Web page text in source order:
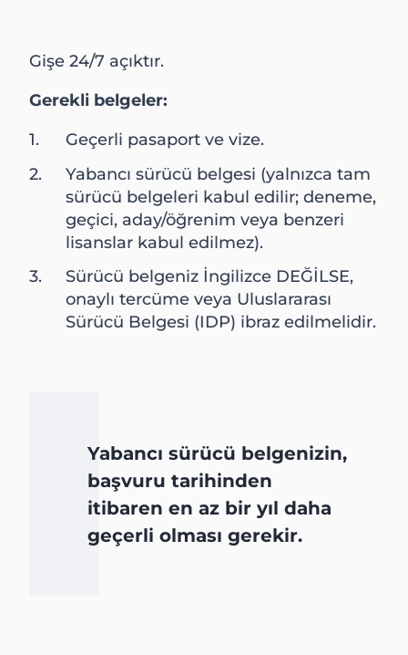
Gişe 24/7 açıktır.
Gerekli belgeler:
Geçerli pasaport ve vize.
Yabancı sürücü belgesi (yalnızca tam
sürücü belgeleri kabul edilir; deneme,
geçici, aday/öğrenim veya benzeri
lisanslar kabul edilmez).
Sürücü belgeniz İngilizce DEĞİLSE,
onaylı tercüme veya Uluslararası
Sürücü Belgesi (IDP) ibraz edilmelidir.
Yabancı sürücü belgenizin,
başvuru tarihinden
itibaren en az bir yıl daha
geçerli olması gerekir.